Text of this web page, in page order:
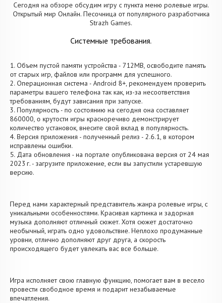
Сегодня на обзоре обсудим игру с пункта меню ролевые игры.
Открытый мир Онлайн. Песочница от популярного разработчика
Strazh Games.
Системные требования.
1. Объем пустой памяти устройства - 712MB, освободите память
от старых игр, файлов или программ для успешного.
2. Операционная система - Android 8+, рекомендуем проверить
параметры вашего телефона так как, из-за несоответствия
требованиям, будут зависания при запуске.
3. Популярность - по состоянию на сегодня она составляет
860000, о крутости игры красноречиво демонстрирует
количество установок, внесите свой вклад в популярность.
4. Версия приложения - полученный релиз - 2.6.1, в котором
исправлены ошибки.
5. Дата обновления - на портале опубликована версия от 24 мая
2023 г. - загрузите приложение, если вы запустили устаревшую
версию.
Перед нами характерный представитель жанра ролевые игры, с
уникальными особенностями. Красивая картинка и задорная
музыка дополняют отличный сюжет. Хотя сюжет достаточно
необычный, играть одно удовольствие. Неплохо продуманные
уровни, отлично дополняют друг друга, а скорость
происходящего будет увлекать вас все больше.
Игра исполняет свою главную функцию, помогает вам в весело
провести свободное время и подарит незабываемые
впечатления.